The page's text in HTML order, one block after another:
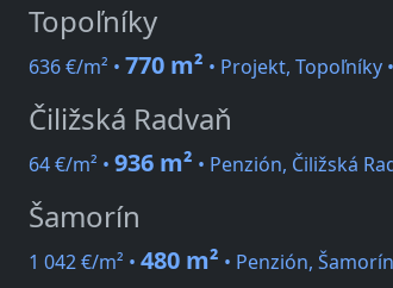
Topoľníky
636 €/m² • 770 m² • Projekt, Topoľníky •
Čiližská Radvaň
64 €/m² • 936 m² • Penzión, Čiližská
Šamorín
1 042 €/m² • 480 m² • Penzión,